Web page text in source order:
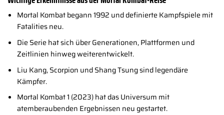
Mortal Kombat begann 1992 und definierte Kampfspiele mit
Fatalities neu.
Die Serie hat sich über Generationen, Plattformen und
Zeitlinien hinweg weiterentwickelt.
Liu Kang, Scorpion und Shang Tsung sind legendäre
Kämpfer.
Mortal Kombat 1 (2023) hat das Universum mit
atemberaubenden Ergebnissen neu gestartet.